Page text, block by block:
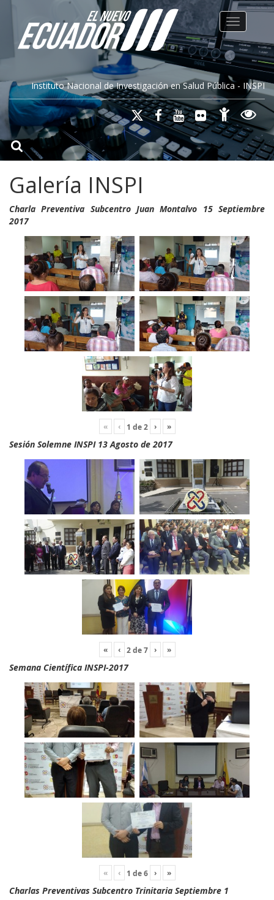
Instituto Nacional de Investigación en Salud Pública - INSPI
Toggle
Galería INSPI
Charla Preventiva Subcentro Juan Montalvo 15 Septiembre
2017
« ‹ 1 de2 › »
Sesión Solemne INSPI 13 Agosto de 2017
« ‹ 2de7 › »
Semana Científica INSPI-2017
« ‹ 1 de6 › »
Charlas Preventivas Subcentro Trinitaria Septiembre 1